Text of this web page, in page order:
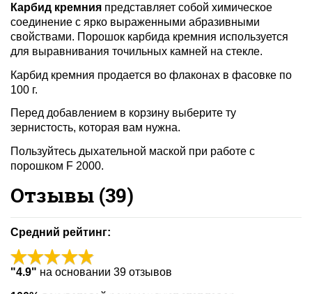
Карбид кремния представляет собой химическое
соединение с ярко выраженными абразивными
свойствами. Порошок карбида кремния используется
для выравнивания точильных камней на стекле.
Карбид кремния продается во флаконах в фасовке по
100 г.
Перед добавлением в корзину выберите ту
зернистость, которая вам нужна.
Пользуйтесь дыхательной маской при работе с
порошком F 2000.
Отзывы (39)
Средний рейтинг:
"4.9" на основании 39 отзывов